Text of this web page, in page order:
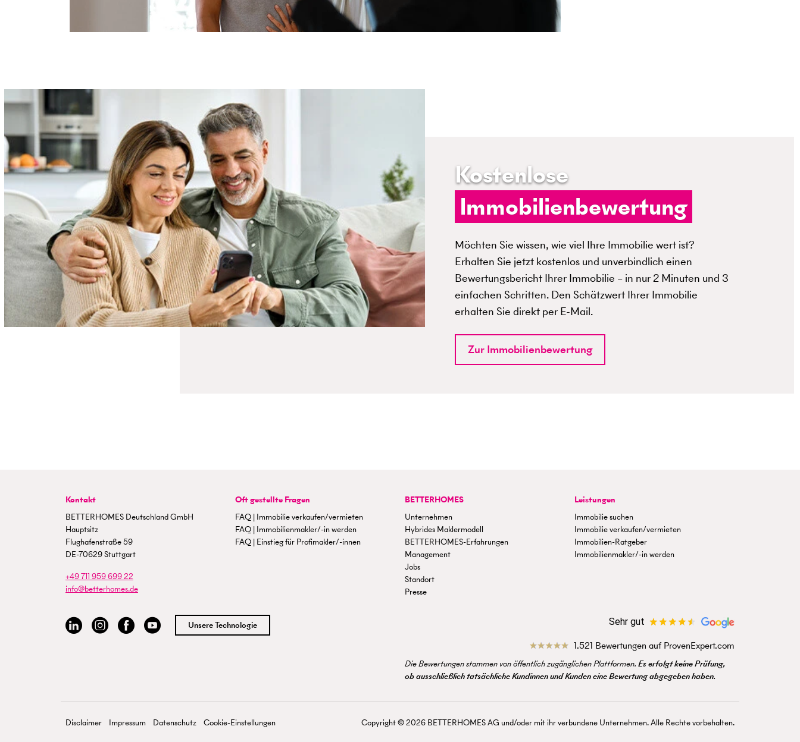
Kostenlose
Immobilienbewertung
Möchten Sie wissen, wie viel Ihre Immobilie wert ist?
Erhalten Sie jetzt kostenlos und unverbindlich einen
Bewertungsbericht Ihrer Immobilie – in nur 2 Minuten und 3
einfachen Schritten. Den Schätzwert Ihrer Immobilie
erhalten Sie direkt per E-Mail.
Zur Immobilienbewertung
Kontakt
BETTERHOMES Deutschland GmbH
Hauptsitz
Flughafenstraße 59
DE-70629 Stuttgart
+49 711 959 699 22
info@betterhomes.de
Oft gestellte Fragen
FAQ | Immobilie verkaufen/vermieten
FAQ | Immobilienmakler/-in werden
FAQ | Einstieg für Profimakler/-innen
BETTERHOMES
Unternehmen
Hybrides Maklermodell
BETTERHOMES-Erfahrungen
Management
Jobs
Standort
Presse
Leistungen
Immobilie suchen
Immobilie verkaufen/vermieten
Immobilien-Ratgeber
Immobilienmakler/-in werden
Unsere Technologie Sehr gut
1.521 Bewertungen auf ProvenExpert.com
Die Bewertungen stammen von öffentlich zugänglichen Plattformen. Es erfolgt keine Prüfung,
ob ausschließlich tatsächliche Kundinnen und Kunden eine Bewertung abgegeben haben.
Disclaimer Impressum Datenschutz Cookie-Einstellungen Copyright ©2026 BETTERHOMES AG und/oder mit ihr verbundene Unternehmen. Alle Rechte vorbehalten.